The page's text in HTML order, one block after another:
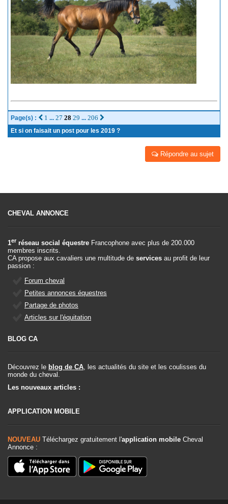
Page(s) : 1 ... 27 28 29 ... 206
Et si on faisait un post pour les 2019 ?
Répondre au sujet
CHEVAL ANNONCE
1er réseau social équestre Francophone avec plus de 200.000
membres inscrits.
CA propose aux cavaliers une multitude de services au profit de leur
passion :
Forum cheval
Petites annonces équestres
Partage de photos
Articles sur l'équitation
BLOG CA
Découvrez le blog de CA, les actualités du site et les coulisses du
monde du cheval.
Les nouveaux articles :
APPLICATION MOBILE
NOUVEAU Téléchargez gratuitement l'application mobile Cheval
Annonce :